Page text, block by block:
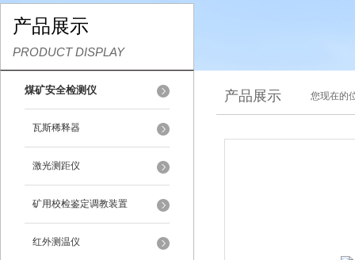
产品展示
PRODUCT DISPLAY
煤矿安全检测仪
瓦斯稀释器
激光测距仪
矿用校检鉴定调教装置
红外测温仪
产品展示 您现在的